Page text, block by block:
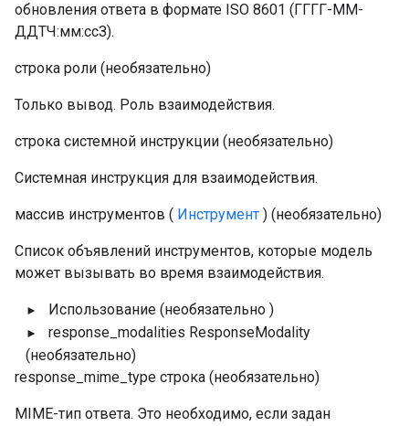
обновления ответа в формате ISO 8601 (ГГГГ-ММ-
ДДТЧ:мм:ссЗ).
строка роли (необязательно)
Только вывод. Роль взаимодействия.
строка системной инструкции (необязательно)
Системная инструкция для взаимодействия.
массив инструментов ( Инструмент ) (необязательно)
Список объявлений инструментов, которые модель
может вызывать во время взаимодействия.
Использование (необязательно )
response_modalities ResponseModality
(необязательно)
response_mime_type строка (необязательно)
MIME-тип ответа. Это необходимо, если задан